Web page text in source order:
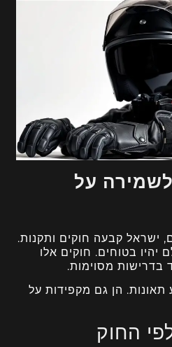
על
ישראל קבעה חוקים ותקנות.
יהיו בטוחים. חוקים אלו
בדרישות מסוימות.
תאונות. הן גם מקפידות על
החוק